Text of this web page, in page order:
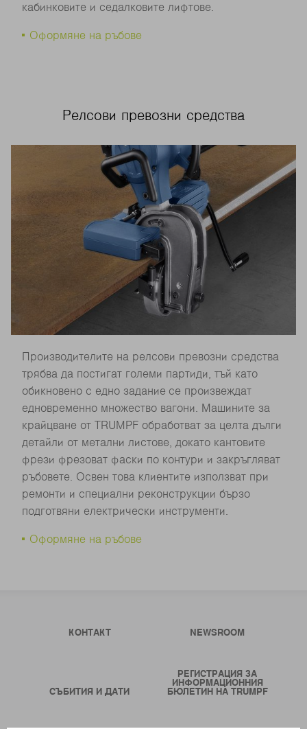
кабинковите и седалковите лифтове.
Оформяне на ръбове
Релсови превозни средства
Производителите на релсови превозни средства
трябва да постигат големи партиди, тъй като
обикновено с едно задание се произвеждат
едновременно множество вагони. Машините за
крайцване от TRUMPF обработват за целта дълги
детайли от метални листове, докато кантовите
фрези фрезоват фаски по контури и закръгляват
ръбовете. Освен това клиентите използват при
ремонти и специални реконструкции бързо
подготвяни електрически инструменти.
Оформяне на ръбове
КОНТАКТ NEWSROOM
СЪБИТИЯ И ДАТИ
РЕГИСТРАЦИЯ ЗА
ИНФОРМАЦИОННИЯ
БЮЛЕТИН НА TRUMPF